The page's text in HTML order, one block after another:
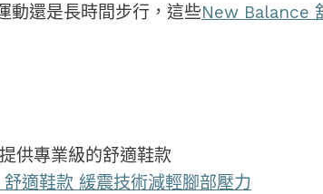
動還是長時間步行，這些New Balance
供專業級的舒適鞋款
適鞋款 緩震技術減輕腳部壓力